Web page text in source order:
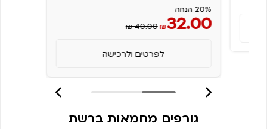
20% הנחה
₪32.00
₪ 40.00
לפרטים ולרכישה
גורפים מחמאות ברשת